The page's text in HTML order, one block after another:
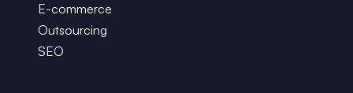
E-commerce
Outsourcing
SEO